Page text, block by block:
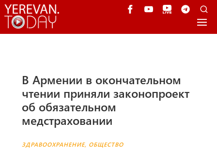
В Армении в окончательном
чтении приняли законопроект
об обязательном
медстраховании
ЗДРАВООХРАНЕНИЕ, ОБЩЕСТВО